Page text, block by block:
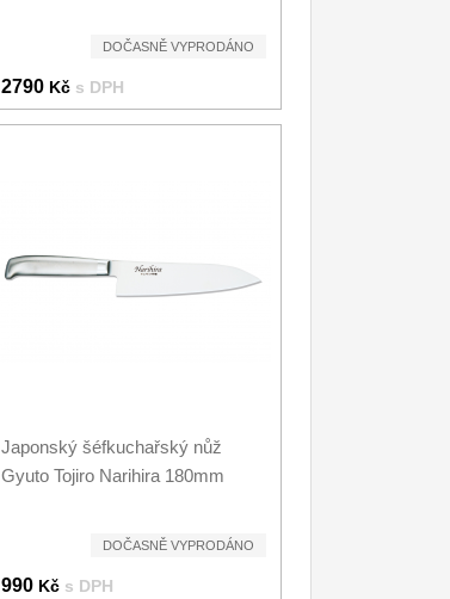
DOČASNĚ VYPRODÁNO
2790 Kč s DPH
Japonský šéfkuchařský nůž
Gyuto Tojiro Narihira 180mm
DOČASNĚ VYPRODÁNO
990 Kč s DPH